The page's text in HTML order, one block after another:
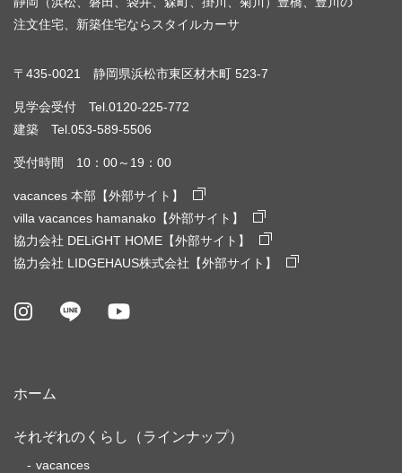
注文住宅、新築住宅ならスタイルカーサ
〒435-0021 静岡県浜松市東区材木町 523-7
見学会受付 Tel.0120-225-772
建築 Tel.053-589-5506
受付時間 10：00～19：00
vacances 本部【外部サイト】
villa vacances hamanako【外部サイト】
協力会社 DELiGHT HOME【外部サイト】
協力会社 LIDGEHAUS株式会社【外部サイト】
ホーム
それぞれのくらし（ラインナップ）
vacances